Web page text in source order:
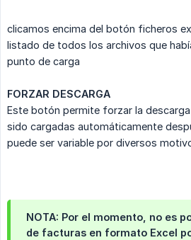
clicamos encima del botón ficheros
listado de todos los archivos que
punto de carga
FORZAR DESCARGA
Este botón permite forzar la
sido cargadas automáticamente
puede ser variable por diversos
NOTA: Por el momento, no es
de facturas en formato Excel